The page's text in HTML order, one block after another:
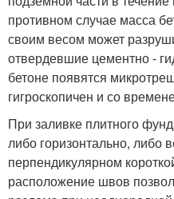
противном случае масса
своим весом может
отвердевшие цементно -
бетоне появятся
гигроскопичен и со
При заливке плитного
либо горизонтально, либо
перпендикулярном
расположение швов